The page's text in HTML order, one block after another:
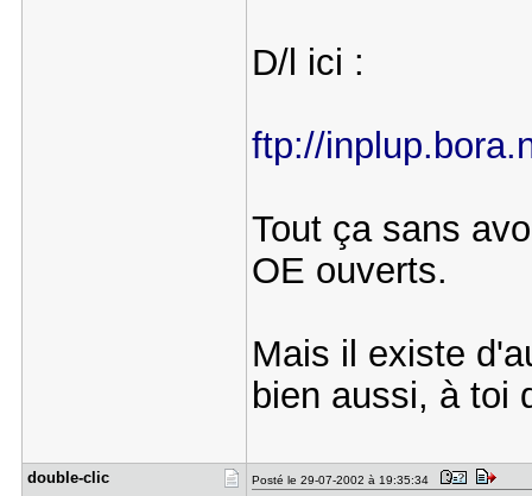
D/l ici :
ftp://
Tout ça sans
OE ouverts.
Mais il existe
bien aussi, à
double-cli​c Posté le 29-07-2002 à 19:35:34